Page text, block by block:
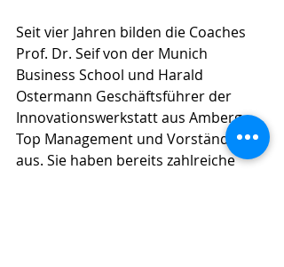
Seit vier Jahren bilden die Coaches
Prof. Dr. Seif von der Munich
Business School und Harald
Ostermann Geschäftsführer der
Innovationswerkstatt aus Amberg
Top Management und Vorständen
aus. Sie haben bereits zahlreiche